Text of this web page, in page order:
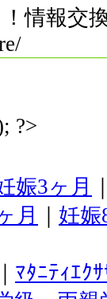
情報交
?>
娠3ヶ月
月
妊娠
ﾏﾀﾆﾃｨｴｸ